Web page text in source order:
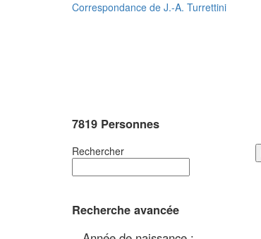
Correspondance de J.-A. Turrettini
7819 Personnes
Rechercher
Recherche avancée